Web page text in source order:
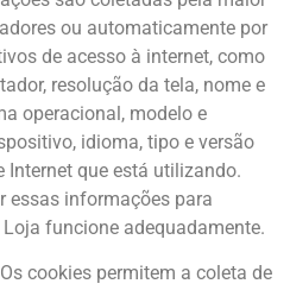
ou automaticamente por
de acesso à internet, como
resolução da tela, nome e
operacional, modelo e
idioma, tipo e versão
Internet que está utilizando.
essas informações para
funcione adequadamente.
cookies permitem a coleta de